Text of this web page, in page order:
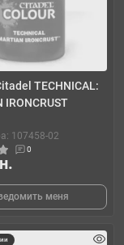
TECHNICAL:
IRONCRUST
107458-02
0
меня